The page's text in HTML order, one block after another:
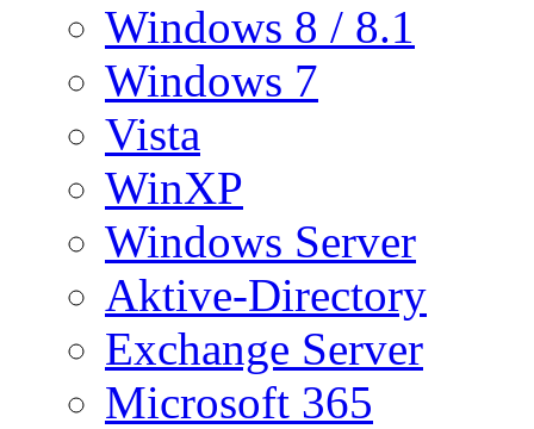
Windows 8 / 8.1
Windows 7
Vista
WinXP
Windows Server
Aktive-Directory
Exchange Server
Microsoft 365